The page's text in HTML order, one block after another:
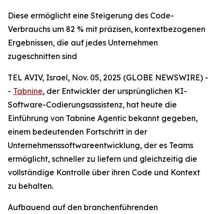
Diese ermöglicht eine Steigerung des Code-
Verbrauchs um 82 % mit präzisen, kontextbezogenen
Ergebnissen, die auf jedes Unternehmen
zugeschnitten sind
TEL AVIV, Israel, Nov. 05, 2025 (GLOBE NEWSWIRE) -
- Tabnine, der Entwickler der ursprünglichen KI-
Software-Codierungsassistenz, hat heute die
Einführung von Tabnine Agentic bekannt gegeben,
einem bedeutenden Fortschritt in der
Unternehmenssoftwareentwicklung, der es Teams
ermöglicht, schneller zu liefern und gleichzeitig die
vollständige Kontrolle über ihren Code und Kontext
zu behalten.
Aufbauend auf den branchenführenden